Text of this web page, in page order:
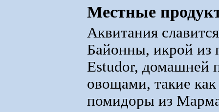
Местные
Аквитания
Байонны, икрой из
Estudor, домашней
овощами, такие
помидоры из